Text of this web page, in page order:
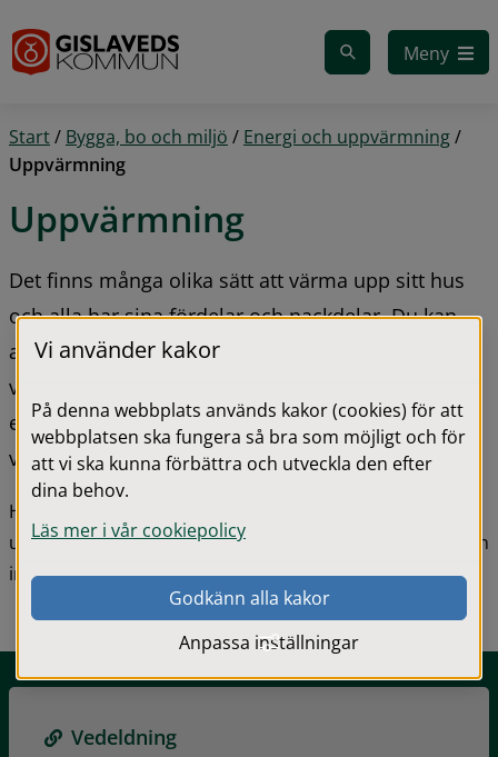
Meny
Start/ Bygga, bo och miljö / Energi och uppvärmning/
Uppvärmning
Uppvärmning
Det finns många olika sätt att värma upp sitt hus
och alla har sina fördelar och nackdelar. Du kan
alltid kontakta energi- och klimatrådgivaren om du
vill ha hjälp att komma fram till det mest
ekonomiska och klimatsmarta sättet för dig att
värma upp hemma.
Här hittar du information om energi, olika typer av
uppvärmning och om du behöver ansöka eller anmäla en
installation av pannor eller värmepumpar.
Vedeldning
Vi använder kakor
På denna webbplats används kakor (cookies) för att
webbplatsen ska fungera så bra som möjligt och för
att vi ska kunna förbättra och utveckla den efter
dina behov.
Läs mer i vår cookiepolicy
Godkänn alla kakor
Anpassa inställningar